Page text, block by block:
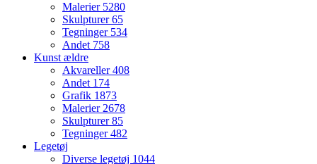
Malerier 5280
Skulpturer65
Tegninger 534
Andet 758
Kunst ældre
Akvareller408
Andet 174
Grafik 1873
Malerier2678
Skulpturer85
Tegninger482
Legetøj
Diverse legetøj 1044